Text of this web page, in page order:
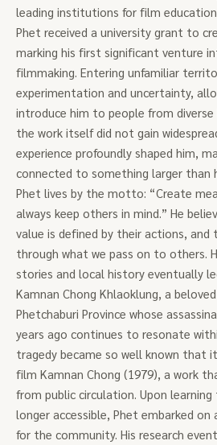
leading institutions for film
Phet received a university grant to
marking his first significant venture
filmmaking. Entering unfamiliar
experimentation and uncertainty,
introduce him to people from diverse
the work itself did not gain
experience profoundly shaped him,
connected to something larger than
Phet lives by the motto: “Create
always keep others in mind.” He
value is defined by their actions, and
through what we pass on to others.
stories and local history eventually
Kamnan Chong Khlaoklung, a
Phetchaburi Province whose
years ago continues to resonate
tragedy became so well known that
film Kamnan Chong (1979), a work
from public circulation. Upon
longer accessible, Phet embarked
for the community. His research